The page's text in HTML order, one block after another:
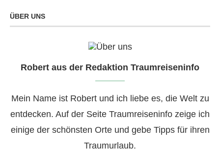
ÜBER UNS
Robert aus der Redaktion Traumreiseninfo
Mein Name ist Robert und ich liebe es, die Welt zu
entdecken. Auf der Seite Traumreiseninfo zeige ich
einige der schönsten Orte und gebe Tipps für ihren
Traumurlaub.